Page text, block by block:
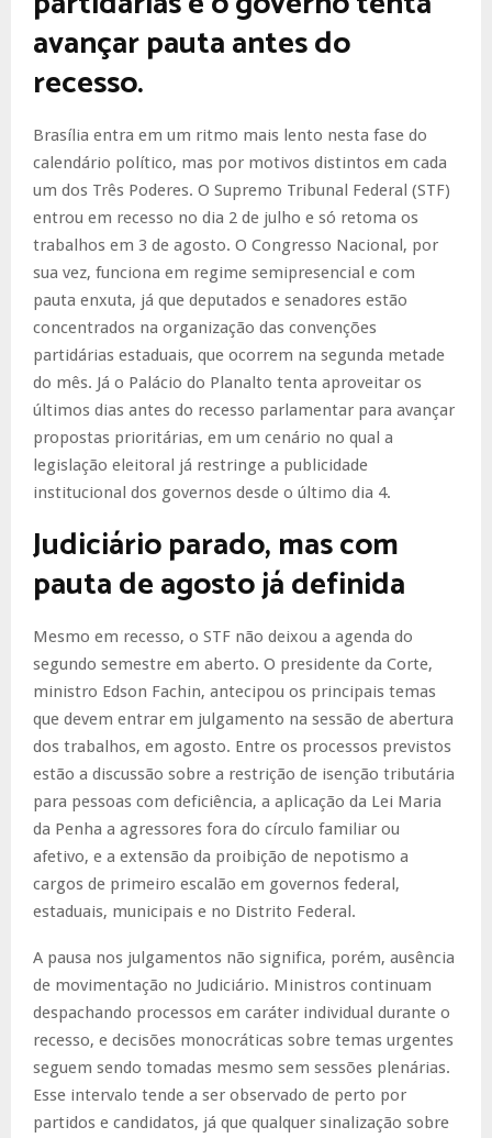
avançar pauta antes do
recesso.
Brasília entra em um ritmo mais lento nesta fase do
calendário político, mas por motivos distintos em cada
um dos Três Poderes. O Supremo Tribunal Federal (STF)
entrou em recesso no dia 2 de julho e só retoma os
trabalhos em 3 de agosto. O Congresso Nacional, por
sua vez, funciona em regime semipresencial e com
pauta enxuta, já que deputados e senadores estão
concentrados na organização das convenções
partidárias estaduais, que ocorrem na segunda metade
do mês. Já o Palácio do Planalto tenta aproveitar os
últimos dias antes do recesso parlamentar para avançar
propostas prioritárias, em um cenário no qual a
legislação eleitoral já restringe a publicidade
institucional dos governos desde o último dia 4.
Judiciário parado, mas com
pauta de agosto já definida
Mesmo em recesso, o STF não deixou a agenda do
segundo semestre em aberto. O presidente da Corte,
ministro Edson Fachin, antecipou os principais temas
que devem entrar em julgamento na sessão de abertura
dos trabalhos, em agosto. Entre os processos previstos
estão a discussão sobre a restrição de isenção tributária
para pessoas com deficiência, a aplicação da Lei Maria
da Penha a agressores fora do círculo familiar ou
afetivo, e a extensão da proibição de nepotismo a
cargos de primeiro escalão em governos federal,
estaduais, municipais e no Distrito Federal.
A pausa nos julgamentos não significa, porém, ausência
de movimentação no Judiciário. Ministros continuam
despachando processos em caráter individual durante o
recesso, e decisões monocráticas sobre temas urgentes
seguem sendo tomadas mesmo sem sessões plenárias.
Esse intervalo tende a ser observado de perto por
partidos e candidatos, já que qualquer sinalização sobre